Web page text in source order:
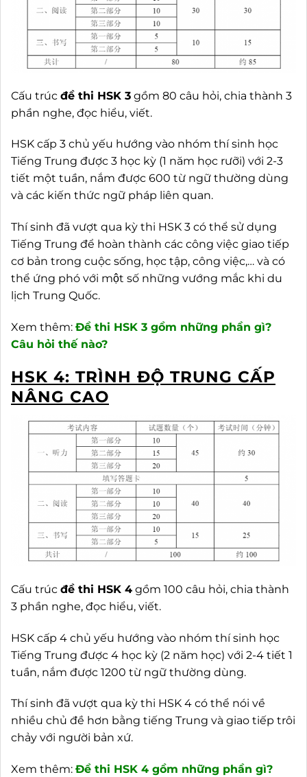
Cấu trúc đề thi HSK 3 gồm 80 câu hỏi, chia thành 3
phần nghe, đọc hiểu, viết.
HSK cấp 3 chủ yếu hướng vào nhóm thí sinh học
Tiếng Trung được 3 học kỳ (1 năm học rưỡi) với 2-3
tiết một tuần, nắm được 600 từ ngữ thường dùng
và các kiến thức ngữ pháp liên quan.
Thí sinh đã vượt qua kỳ thi HSK 3 có thể sử dụng
Tiếng Trung để hoàn thành các công việc giao tiếp
cơ bản trong cuộc sống, học tập, công việc,… và có
thể ứng phó với một số những vướng mắc khi du
lịch Trung Quốc.
Xem thêm: Đề thi HSK 3 gồm những phần gì?
Câu hỏi thế nào?
HSK 4: TRÌNH ĐỘ TRUNG CẤP
NÂNG CAO
Cấu trúc đề thi HSK 4 gồm 100 câu hỏi, chia thành
3 phần nghe, đọc hiểu, viết.
HSK cấp 4 chủ yếu hướng vào nhóm thí sinh học
Tiếng Trung được 4 học kỳ (2 năm học) với 2-4 tiết 1
tuần, nắm được 1200 từ ngữ thường dùng.
Thí sinh đã vượt qua kỳ thi HSK 4 có thể nói về
nhiều chủ đề hơn bằng tiếng Trung và giao tiếp trôi
chảy với người bản xứ.
Xem thêm: Đề thi HSK 4 gồm những phần gì?